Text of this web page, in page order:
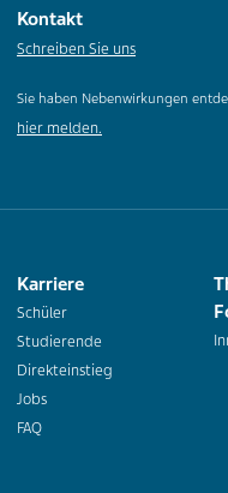
Kontakt
Schreiben Sie uns
Sie haben Nebenwirkungen
hier melden.
Karriere
Schüler
Studierende
Direkteinstieg
Jobs
FAQ